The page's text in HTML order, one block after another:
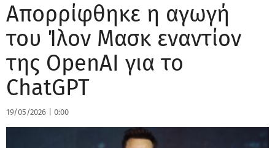
Απορρίφθηκε η αγωγή
του Ίλον Μασκ εναντίον
της OpenAI για το
ChatGPT
19/05/2026 0:00